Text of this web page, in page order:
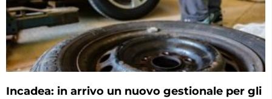
Incadea: in arrivo un nuovo gestionale per gli